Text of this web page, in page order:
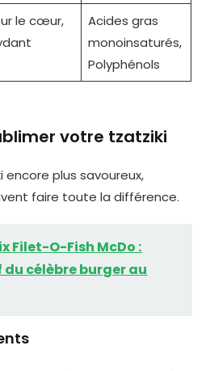
le cœur,
Acides gras
monoinsaturés,
Polyphénols
votre tzatziki
plus savoureux,
faire toute la différence.
Filet-O-Fish McDo :
célèbre burger au